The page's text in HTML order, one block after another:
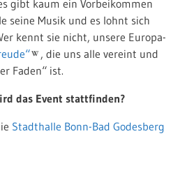
gibt kaum ein Vorbeikommen
seine Musik und es lohnt sich
kennt sie nicht, unsere Europa-
, die uns alle vereint und
Faden“ ist.
das Event stattfinden?
Stadthalle Bonn-Bad Godesberg